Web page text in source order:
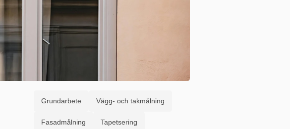
Grundarbete Vägg- och takmålning
Fasadmålning Tapetsering